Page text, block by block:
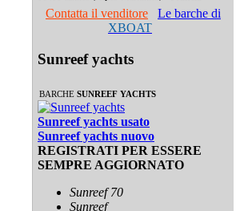
Contatta il venditore
Le barche di
XBOAT
Sunreef yachts
BARCHE SUNREEF YACHTS
Sunreef yachts usato
Sunreef yachts nuovo
REGISTRATI PER ESSERE
SEMPRE AGGIORNATO
Sunreef 70
Sunreef